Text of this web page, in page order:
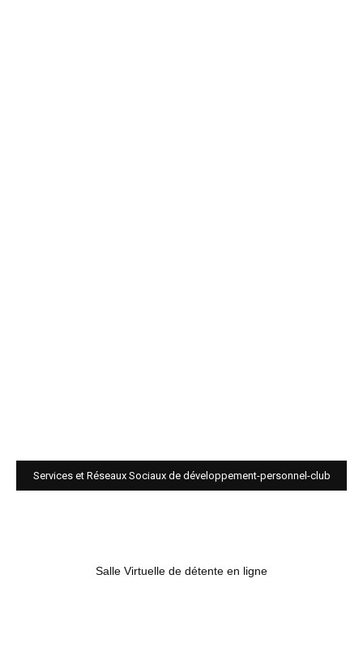
Services et Réseaux Sociaux de développement-personnel-club
Salle Virtuelle de détente en ligne